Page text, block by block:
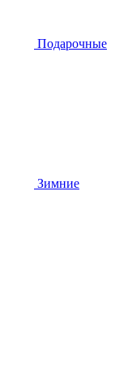
Подарочные
Зимние